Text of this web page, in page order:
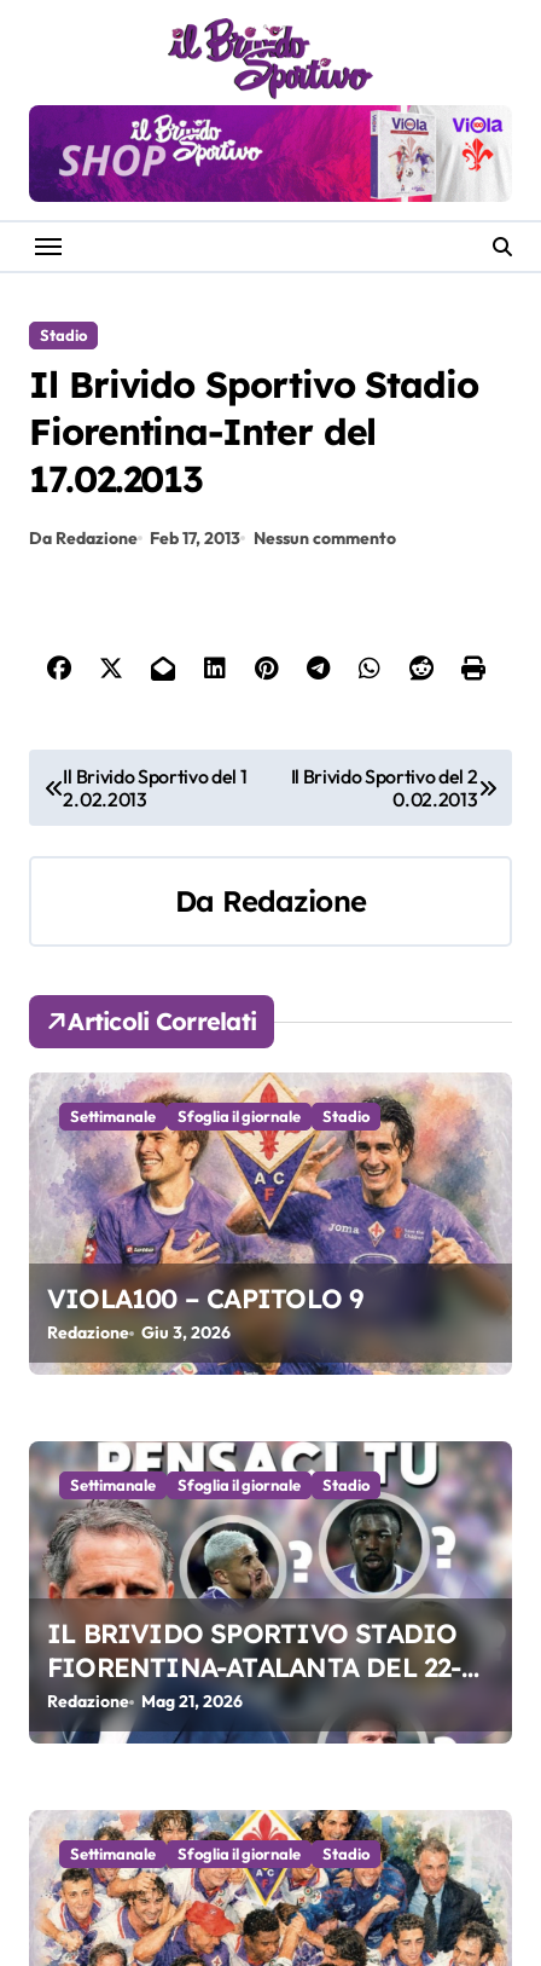
Stadio
Il Brivido Sportivo Stadio
Fiorentina-Inter del
17.02.2013
Da Redazione Feb 17, 2013 Nessun commento
N
a
v
a
z
i
o
n
e
a
r
i
c
o
l
Il Brivido Sportivo del 1
2.02.2013
Il Brivido Sportivo del 2
0.02.2013
Da Redazione
Articoli Correlati
Settimanale Sfoglia il giornale Stadio
VIOLA100 – CAPITOLO 9
Redazione Giu 3, 2026
Settimanale Sfoglia il giornale Stadio
IL BRIVIDO SPORTIVO STADIO
FIORENTINA-ATALANTA DEL 22-
05-2026
Redazione Mag 21, 2026
Settimanale Sfoglia il giornale Stadio